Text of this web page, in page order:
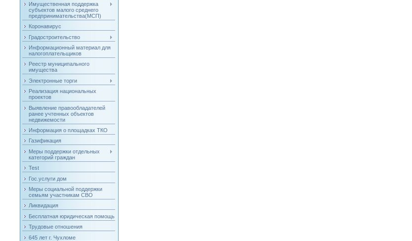
Имущественная поддержка
субъектов малого среднего
предпринимательства(МСП)
Коронавирус
Градостроительство
Информационный материал для
налогоплательщиков
Реестр муниципального
имущества
Электронные торги
Реализация национальных
проектов
Выявление правообладателей
ранее учтенных объектов
недвижемости
Информация о площадках ТКО
Газификация
Меры поддержки отдельных
категорий граждан
Test
Гос.услуги дом
Меры социальной поддержки
семьям участникам СВО
Ликвидация
Бесплатная юридическая помощь
Трудовые отношения
645 лет г. Чухломе